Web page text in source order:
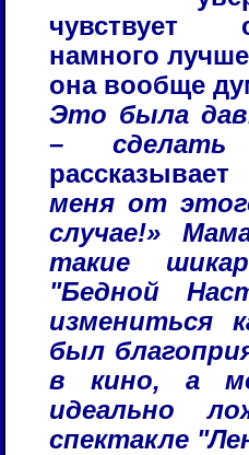
чувствует
намного
она вообще
Это была
– сделать
меня от
случае!»
такие
"Бедной
измениться
был
в кино, а
идеально
спектакле